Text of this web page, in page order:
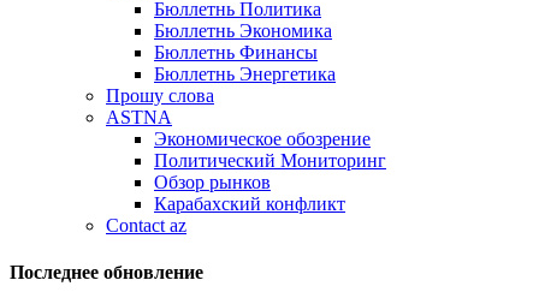
Бюллетнь Политика
Бюллетнь Экономика
Бюллетнь Финансы
Бюллетнь Энергетика
Прошу слова
ASTNA
Экономическое обозрение
Политический Мониторинг
Обзор рынков
Карабахский конфликт
Contact az
Последнее обновление